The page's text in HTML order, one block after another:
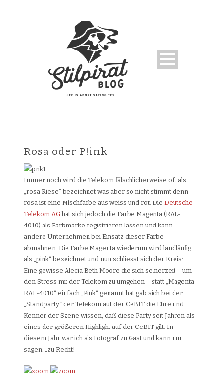
Rosa oder P!ink
Immer noch wird die Telekom fälschlicherweise oft als
„rosa Riese“ bezeichnet was aber so nicht stimmt denn
rosa ist eine Mischfarbe aus weiss und rot. Die Deutsche
Telekom AG hat sich jedoch die Farbe Magenta (RAL-
4010) als Farbmarke registrieren lassen und kann
andere Unternehmen bei Einsatz dieser Farbe
abmahnen. Die Farbe Magenta wiederum wird landläufig
als „pink“ bezeichnet und nun schliesst sich der Kreis:
Eine gewisse Alecia Beth Moore die sich seinerzeit – um
den Stress mit der Telekom zu umgehen – statt „Magenta
RAL-4010“ einfach „Pink“ genannt hat gab sich bei der
„Standparty“ der Telekom auf der CeBIT die Ehre und
Kenner der Szene wissen, daß diese Party seit Jahren als
eines der größeren Highlight auf der CeBIT gilt. In
diesem Jahr war ich als Fotograf zu Gast und kann nur
sagen: „zu Recht!